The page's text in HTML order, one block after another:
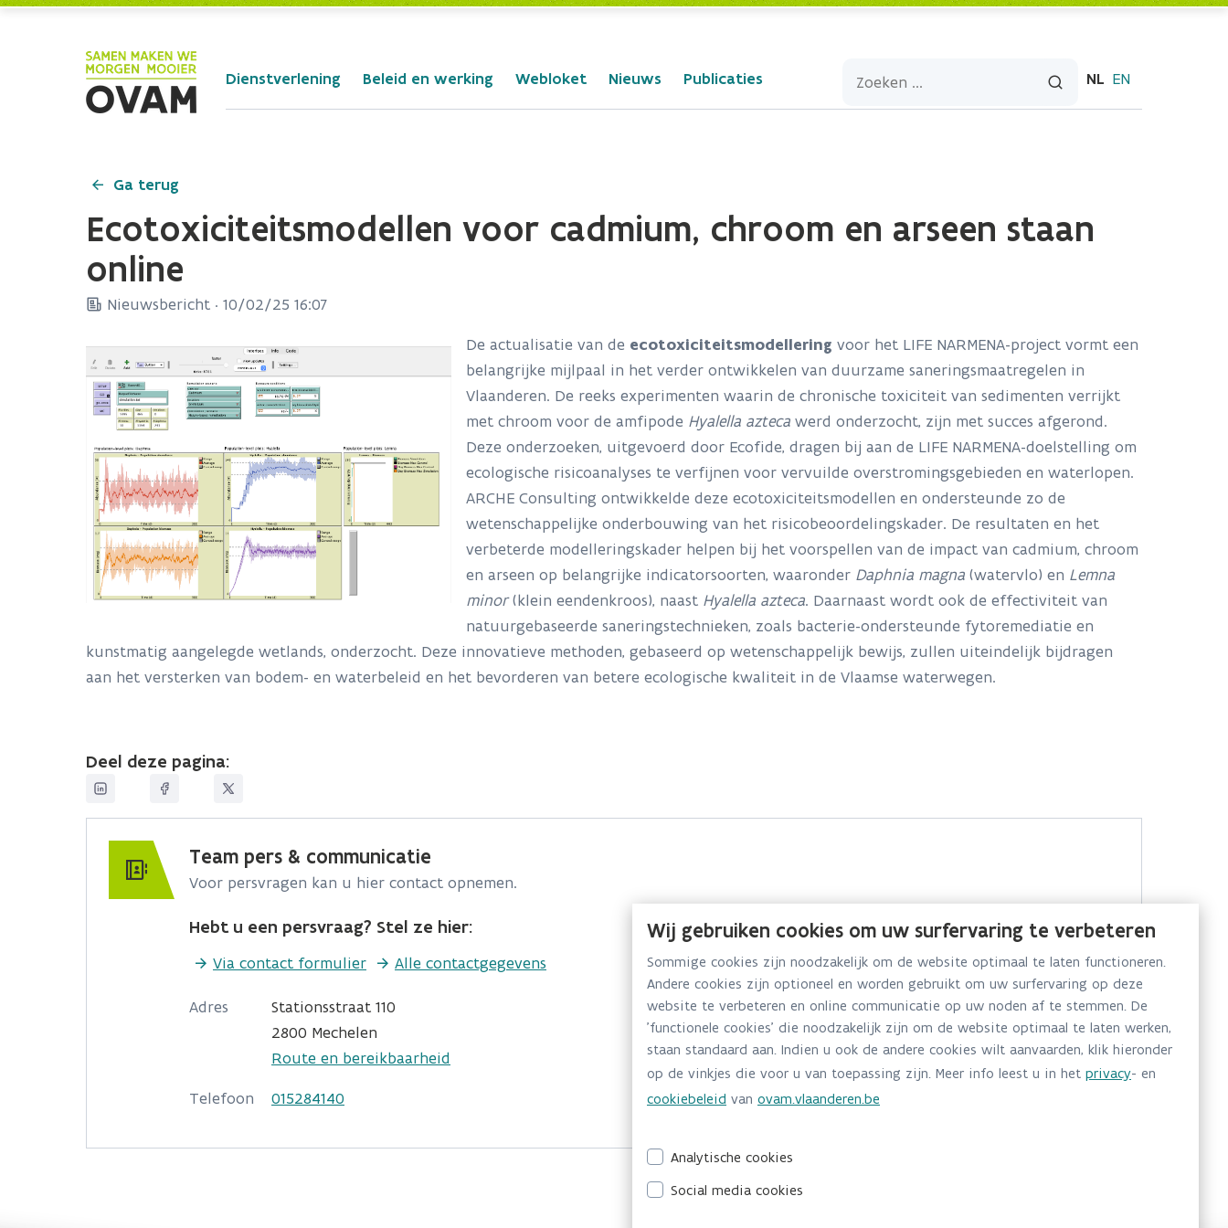
Dienstverlening Beleid en werking Webloket Nieuws Publicaties NL EN
Ga terug
Ecotoxiciteitsmodellen voor cadmium, chroom en arseen staan
online
Nieuwsbericht · 10/02/25 16:07
De actualisatie van de ecotoxiciteitsmodellering voor het LIFE NARMENA-project vormt een
belangrijke mijlpaal in het verder ontwikkelen van duurzame saneringsmaatregelen in
Vlaanderen. De reeks experimenten waarin de chronische toxiciteit van sedimenten verrijkt
met chroom voor de amfipode Hyalella azteca werd onderzocht, zijn met succes afgerond.
Deze onderzoeken, uitgevoerd door Ecofide, dragen bij aan de LIFE NARMENA-doelstelling om
ecologische risicoanalyses te verfijnen voor vervuilde overstromingsgebieden en waterlopen.
ARCHE Consulting ontwikkelde deze ecotoxiciteitsmodellen en ondersteunde zo de
wetenschappelijke onderbouwing van het risicobeoordelingskader. De resultaten en het
verbeterde modelleringskader helpen bij het voorspellen van de impact van cadmium, chroom
en arseen op belangrijke indicatorsoorten, waaronder Daphnia magna (watervlo) en Lemna
minor(klein eendenkroos), naast Hyalella azteca. Daarnaast wordt ook de effectiviteit van
natuurgebaseerde saneringstechnieken, zoals bacterie-ondersteunde fytoremediatie en
kunstmatig aangelegde wetlands, onderzocht. Deze innovatieve methoden, gebaseerd op wetenschappelijk bewijs, zullen uiteindelijk bijdragen
aan het versterken van bodem- en waterbeleid en het bevorderen van betere ecologische kwaliteit in de Vlaamse waterwegen.
Deel deze pagina:
Team pers & communicatie
Voor persvragen kan u hier contact opnemen.
Hebt u een persvraag? Stel ze hier:
Via contact formulier Alle contactgegevens
Adres
Stationsstraat 110
2800 Mechelen
Route en bereikbaarheid
Telefoon
015284140
Wij gebruiken cookies om uw surfervaring te verbeteren
Sommige cookies zijn noodzakelijk om de website optimaal te laten functioneren.
Andere cookies zijn optioneel en worden gebruikt om uw surfervaring op deze
website te verbeteren en online communicatie op uw noden af te stemmen. De
'functionele cookies' die noodzakelijk zijn om de website optimaal te laten werken,
staan standaard aan. Indien u ook de andere cookies wilt aanvaarden, klik hieronder
op de vinkjes die voor u van toepassing zijn. Meer info leest u in het privacy- en
cookiebeleid van ovam.vlaanderen.be
Analytische cookies
Social media cookies